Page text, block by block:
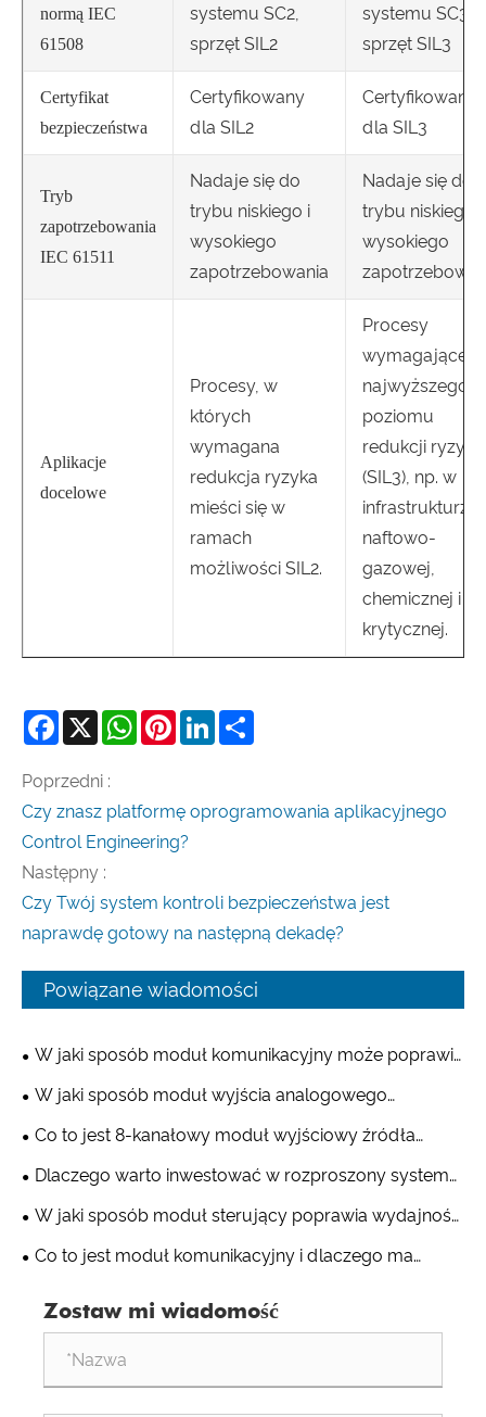
normą IEC
61508
systemu SC2,
sprzęt SIL2
systemu SC3,
sprzęt SIL3
Certyfikat
bezpieczeństwa
Certyfikowany
dla SIL2
Certyfikowany
dla SIL3
Tryb
zapotrzebowania
IEC 61511
Nadaje się do
trybu niskiego i
wysokiego
zapotrzebowania
Nadaje się do
trybu niskiego i
wysokiego
Aplikacje
docelowe
Procesy, w
których
wymagana
redukcja ryzyka
mieści się w
ramach
możliwości SIL2.
Procesy
wymagające
najwyższego
poziomu
redukcji ryzyka
(SIL3), np. w
infrastrukturze
naftowo-
gazowej,
chemicznej i
krytycznej.
Facebook
X WhatsAppPinterestLinkedIn
Poprzedni :
Czy znasz platformę oprogramowania aplikacyjnego
Control Engineering?
Następny :
Czy Twój system kontroli bezpieczeństwa jest
naprawdę gotowy na następną dekadę?
Powiązane wiadomości
W jaki sposób moduł komunikacyjny może poprawić
łączność przemysłową?
W jaki sposób moduł wyjścia analogowego
usprawnia przemysłowe systemy sterowania?
Co to jest 8-kanałowy moduł wyjściowy źródła
cyfrowego i dlaczego jest niezbędny w automatyce
przemysłowej?
Dlaczego warto inwestować w rozproszony system
sterowania?
W jaki sposób moduł sterujący poprawia wydajność
automatyki przemysłowej?
Co to jest moduł komunikacyjny i dlaczego ma
przemysłowych?
Zostaw mi wiadomość